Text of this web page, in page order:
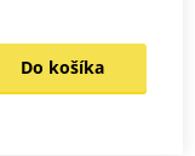
Do košíka